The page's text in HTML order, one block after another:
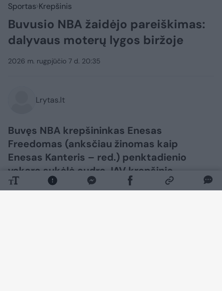
Sportas Krepšinis
Buvusio NBA žaidėjo pareiškimas:
dalyvaus moterų lygos biržoje
2026 m. rugpjūčio 7 d. 20:35
Lrytas.lt
Buvęs NBA krepšininkas Enesas
Freedomas (anksčiau žinomas kaip
Enesas Kanteris – red.) penktadienio
vakarą sukėlė audrą JAV krepšinio
pasaulyje.